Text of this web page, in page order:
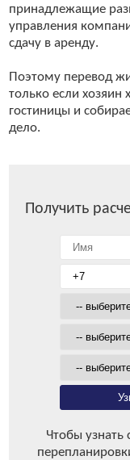
принадлежащие
управления
сдачу в аренду.
Поэтому перевод
только если хозяин
гостиницы и
дело.
Получить
Чтобы узнать